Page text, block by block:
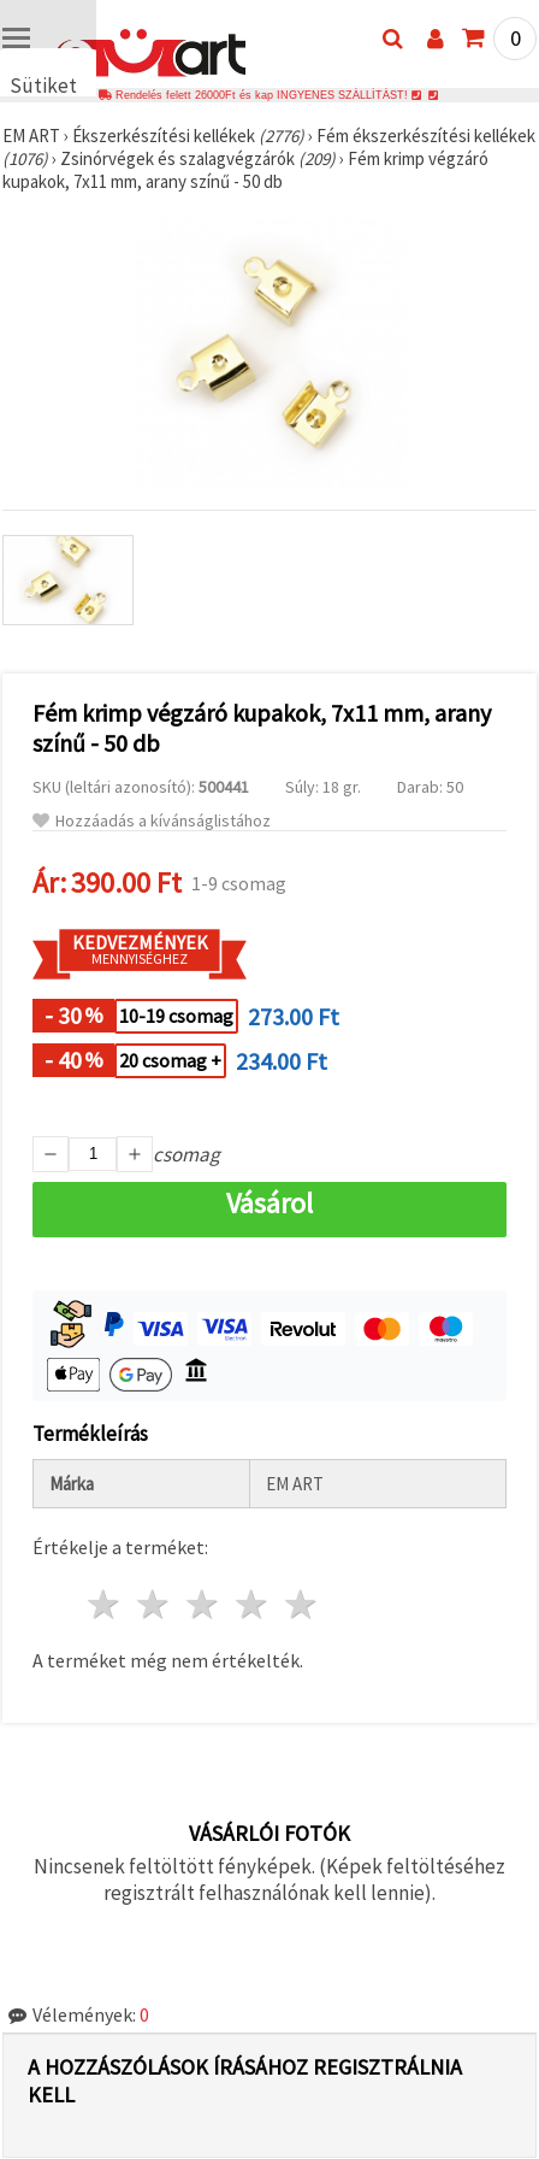
Sütiket
🍪 Cookie-
kat és
hasonló
a
valamint
relevánsabb
tartalmat
hirdetéseket
analitikai és
marketingpartnereink
segítségével
Az "Összes
elfogadása"
gombra
elfogadhatja
az összes
Beállításokban
megadhatja
preferenciáit
az adott
típusú sütik
kiválasztásával
"Mentés"
Fogadja
mindet
0
Rendelés felett 26000Ft és kap INGYENES SZÁLLÍTÁST!
EM ART › Ékszerkészítési kellékek (2776)› Fém ékszerkészítési kellékek
(1076)› Zsinórvégek és szalagvégzárók (209)› Fém krimp végzáró
kupakok, 7x11 mm, arany színű - 50 db
Fém krimp végzáró kupakok, 7x11 mm, arany
színű - 50 db
SKU (leltári azonosító): 500441 Súly: 18 gr.
Darab: 50
Hozzáadás a kívánságlistához
Ár:390.00 Ft 1-9 csomag
KEDVEZMÉNYEK
MENNYISÉGHEZ
- 30% 10-19 csomag
273.00 Ft
- 40% 20 csomag + 234.00 Ft
csomag
Vásárol
Termékleírás
Márka EM ART
Értékelje a terméket:
4 csillagok
3 csillagok
2 csillagok
1 csillag
A terméket még nem értékelték.
VÁSÁRLÓI FOTÓK
Nincsenek feltöltött fényképek. (Képek feltöltéséhez
regisztrált felhasználónak kell lennie).
Vélemények: 0
A HOZZÁSZÓLÁSOK ÍRÁSÁHOZ REGISZTRÁLNIA
KELL